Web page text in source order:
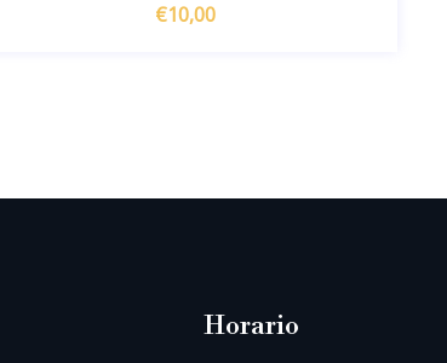
€10,00
Horario